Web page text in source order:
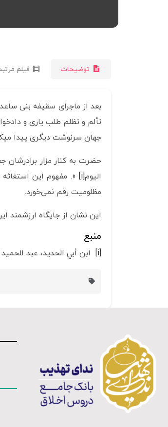
توضیحات فیلم
بعد از ماجرای سقیفه بنی
تألم و تظلم طلب یاری و
جهان سرنوشت دیگری پیدا
حضرت به کنار مزار برادرشان
اليوم[i]
». مفهوم این
مظلومیت رقم نمی‌خورد.
این نشان از جایگاه ارزشمند
منبع
[i] ابن أبي الحديد، عبد الحميد بن